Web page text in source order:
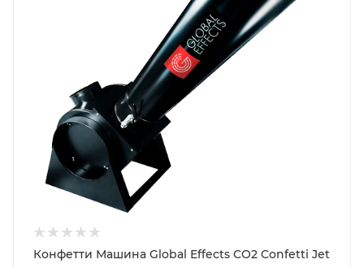
Конфетти Машина Global Effects CO2 Confetti Jet